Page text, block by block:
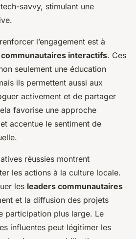
savvy, stimulant une
l’engagement est à
interactifs. Ces
seulement une éducation
ils permettent aussi aux
activement et de partager
favorise une approche
accentue le sentiment de
réussies montrent
les actions à la culture locale.
les leaders communautaires
et la diffusion des projets
participation plus large. Le
influentes peut légitimer les